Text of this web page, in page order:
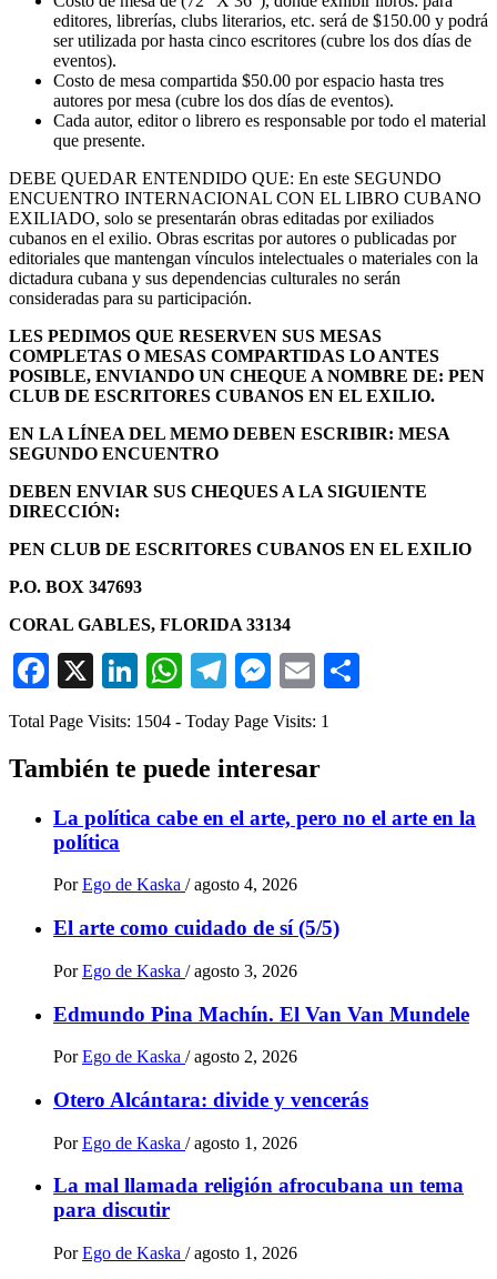
editores, librerías, clubs literarios, etc. será de $150.00 y podrá
ser utilizada por hasta cinco escritores (cubre los dos días de
eventos).
Costo de mesa compartida $50.00 por espacio hasta tres
autores por mesa (cubre los dos días de eventos).
Cada autor, editor o librero es responsable por todo el material
que presente.
DEBE QUEDAR ENTENDIDO QUE: En este SEGUNDO
ENCUENTRO INTERNACIONAL CON EL LIBRO CUBANO
EXILIADO, solo se presentarán obras editadas por exiliados
cubanos en el exilio. Obras escritas por autores o publicadas por
editoriales que mantengan vínculos intelectuales o materiales con la
dictadura cubana y sus dependencias culturales no serán
consideradas para su participación.
LES PEDIMOS QUE RESERVEN SUS MESAS
COMPLETAS O MESAS COMPARTIDAS LO ANTES
POSIBLE, ENVIANDO UN CHEQUE A NOMBRE DE: PEN
CLUB DE ESCRITORES CUBANOS EN EL EXILIO.
EN LA LÍNEA DEL MEMO DEBEN ESCRIBIR: MESA
SEGUNDO ENCUENTRO
DEBEN ENVIAR SUS CHEQUES A LA SIGUIENTE
DIRECCIÓN:
PEN CLUB DE ESCRITORES CUBANOS EN EL EXILIO
P.O. BOX 347693
CORAL GABLES, FLORIDA 33134
Facebook
X LinkedIn
WhatsApp
Telegram
Messenger
Email
Total Page Visits: 1504 - Today Page Visits: 1
También te puede interesar
La política cabe en el arte, pero no el arte en la
política
Por Ego de Kaska / agosto 4, 2026
El arte como cuidado de sí (5/5)
Por Ego de Kaska / agosto 3, 2026
Edmundo Pina Machín. El Van Van Mundele
Por Ego de Kaska / agosto 2, 2026
Otero Alcántara: divide y vencerás
Por Ego de Kaska / agosto 1, 2026
La mal llamada religión afrocubana un tema
para discutir
Por Ego de Kaska / agosto 1, 2026